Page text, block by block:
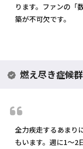
ります。ファンの「
築が不可欠です。
燃え尽き症候
全力疾走するあまり
もいます。週に1～2